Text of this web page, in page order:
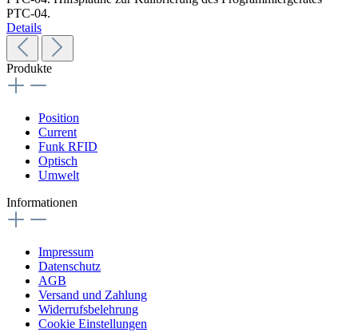
PTC-04.
Details
Produkte
Position
Current
Funk RFID
Optisch
Umwelt
Informationen
Impressum
Datenschutz
AGB
Versand und Zahlung
Widerrufsbelehrung
Cookie Einstellungen